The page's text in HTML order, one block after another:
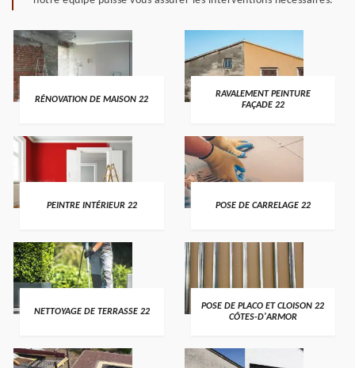
RÉNOVATION DE MAISON 22
RAVALEMENT PEINTURE
FAÇADE 22
PEINTRE INTÉRIEUR 22 POSE DE CARRELAGE 22
NETTOYAGE DE TERRASSE 22
POSE DE PLACO ET CLOISON 22
CÔTES-D'ARMOR